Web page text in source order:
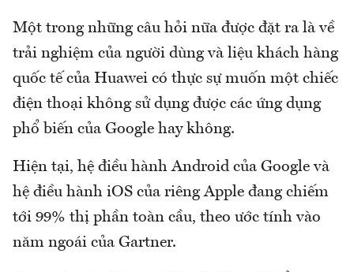
Một trong những câu hỏi nữa được đặt ra là về
trải nghiệm của người dùng và liệu khách hàng
quốc tế của Huawei có thực sự muốn một chiếc
điện thoại không sử dụng được các ứng dụng
phổ biến của Google hay không.
Hiện tại, hệ điều hành Android của Google và
hệ điều hành iOS của riêng Apple đang chiếm
tới 99% thị phần toàn cầu, theo ước tính vào
năm ngoái của Gartner.